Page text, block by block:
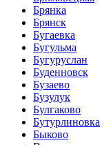
Брянка
Брянск
Бугаевка
Бугульма
Бугуруслан
Буденновск
Бузаево
Бузулук
Булгаково
Бутурлиновка
Быково